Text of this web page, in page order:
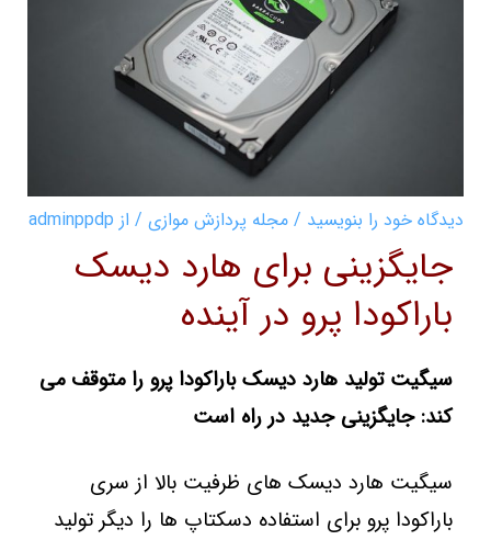
دیدگاه‌ خود را بنویسید / مجله پردازش موازی/ از adminppdp
جایگزینی برای هارد دیسک
باراکودا پرو در آینده
سیگیت تولید هارد دیسک باراکودا پرو را متوقف می
کند: جایگزینی جدید در راه است
سیگیت هارد دیسک های ظرفیت بالا از سری
باراکودا پرو برای استفاده دسکتاپ ها را دیگر تولید